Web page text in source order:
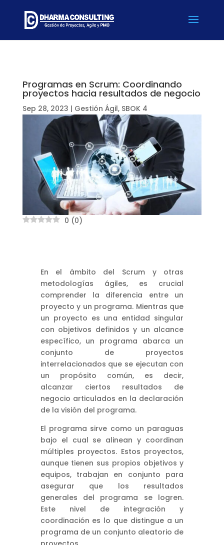
Programas en Scrum: Coordinando
proyectos hacia resultados de negocio
Sep 28, 2023 | Gestión Ágil, SBOK 4
0 (0)
En el ámbito del Scrum y otras
metodologías ágiles, es crucial
comprender la diferencia entre un
proyecto y un programa. Mientras que
un proyecto es una entidad singular
con objetivos definidos y un alcance
específico, un programa abarca un
conjunto de proyectos
interrelacionados que se ejecutan con
un propósito común, es decir,
alcanzar ciertos resultados de
negocio articulados en la declaración
de la visión del programa.
El programa sirve como un paraguas
bajo el cual se alinean y coordinan
múltiples proyectos. Estos proyectos,
aunque tienen sus propios objetivos y
equipos, trabajan en conjunto para
asegurar que los resultados
generales del programa se logren.
Este nivel de integración y
coordinación es lo que distingue a un
programa de un conjunto aleatorio de